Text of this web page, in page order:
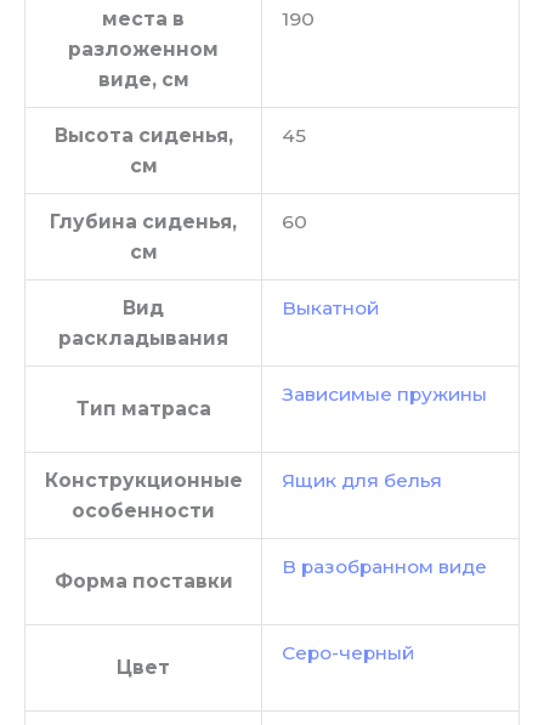
места в
разложенном
виде, см
190
Высота сиденья,
см
45
Глубина сиденья,
см
60
Вид
раскладывания
Выкатной
Тип матраса
Зависимые пружины
Конструкционные
особенности
Ящик для белья
Форма поставки
В разобранном виде
Цвет
Серо-черный